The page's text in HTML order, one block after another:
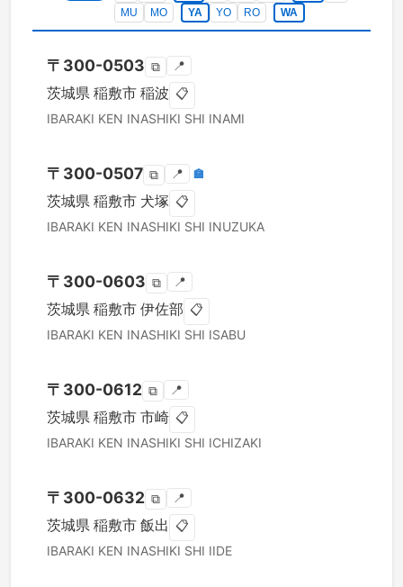
MU
MO YA YO RO WA
〒 300-0503 ⧉ 📍
茨城県 稲敷市 稲波 📋
IBARAKI KEN INASHIKI SHI INAMI
〒 300-0507 ⧉ 📍 🏣
茨城県 稲敷市 犬塚 📋
IBARAKI KEN INASHIKI SHI INUZUKA
〒 300-0603 ⧉ 📍
茨城県 稲敷市 伊佐部 📋
IBARAKI KEN INASHIKI SHI ISABU
〒 300-0612 ⧉ 📍
茨城県 稲敷市 市崎 📋
IBARAKI KEN INASHIKI SHI ICHIZAKI
〒 300-0632 ⧉ 📍
茨城県 稲敷市 飯出 📋
IBARAKI KEN INASHIKI SHI IIDE